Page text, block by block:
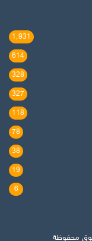
1٬931
614
328
327
118
78
38
19
6